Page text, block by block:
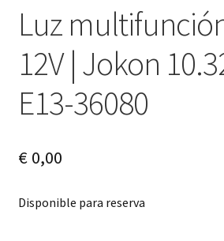
Luz
12V | Jokon
E13-36080
€0,00
Disponible para reserva